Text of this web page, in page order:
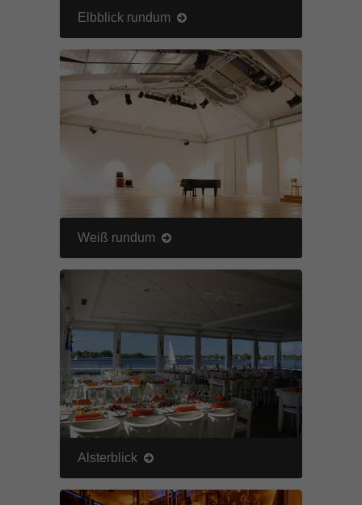
Elbblick rundum
Weiß rundum
Alsterblick
Inhalte von Videoplattformen und Social-Media-Plattformen werden
Cookie-Informationen anzeigen
powered by Borlabs Cookie Datenschutzerklärung